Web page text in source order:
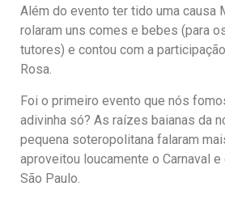
Além do evento ter tido uma causa
rolaram uns comes e bebes (para
tutores) e contou com a
Rosa.
Foi o primeiro evento que nós
adivinha só? As raízes baianas da
pequena soteropolitana falaram
aproveitou loucamente o Carnaval
São Paulo.